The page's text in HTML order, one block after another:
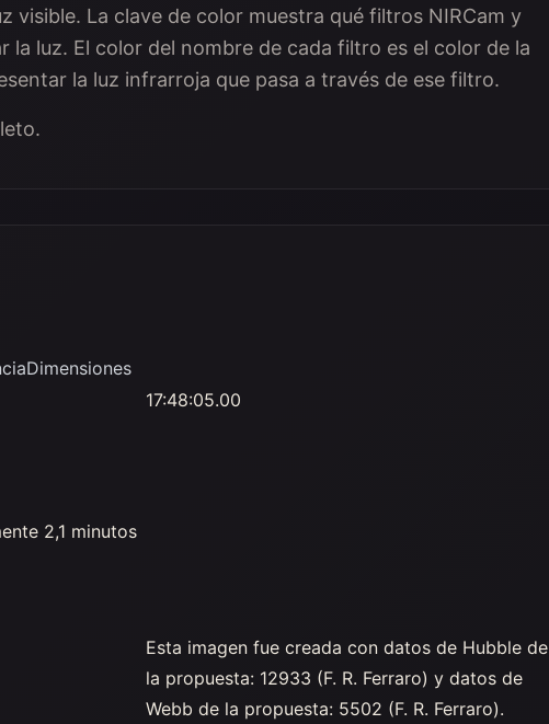
visible. La clave de color muestra qué filtros NIRCam y
la luz. El color del nombre de cada filtro es el color de la
la luz infrarroja que pasa a través de ese filtro.
Dimensiones
17:48:05.00
2,1 minutos
Esta imagen fue creada con datos de Hubble de
la propuesta: 12933 (F. R. Ferraro) y datos de
Webb de la propuesta: 5502 (F. R. Ferraro).